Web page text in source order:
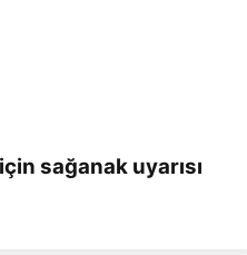
sağanak uyarısı